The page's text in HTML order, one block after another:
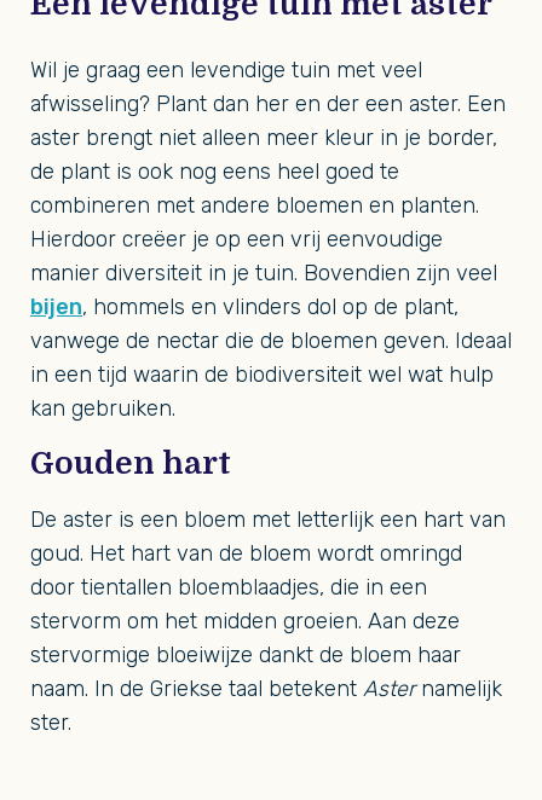
Wil je graag een levendige tuin met veel
afwisseling? Plant dan her en der een aster. Een
aster brengt niet alleen meer kleur in je border,
de plant is ook nog eens heel goed te
combineren met andere bloemen en planten.
Hierdoor creëer je op een vrij eenvoudige
manier diversiteit in je tuin. Bovendien zijn veel
bijen, hommels en vlinders dol op de plant,
vanwege de nectar die de bloemen geven. Ideaal
in een tijd waarin de biodiversiteit wel wat hulp
kan gebruiken.
Gouden hart
De aster is een bloem met letterlijk een hart van
goud. Het hart van de bloem wordt omringd
door tientallen bloemblaadjes, die in een
stervorm om het midden groeien. Aan deze
stervormige bloeiwijze dankt de bloem haar
naam. In de Griekse taal betekent Asternamelijk
ster.